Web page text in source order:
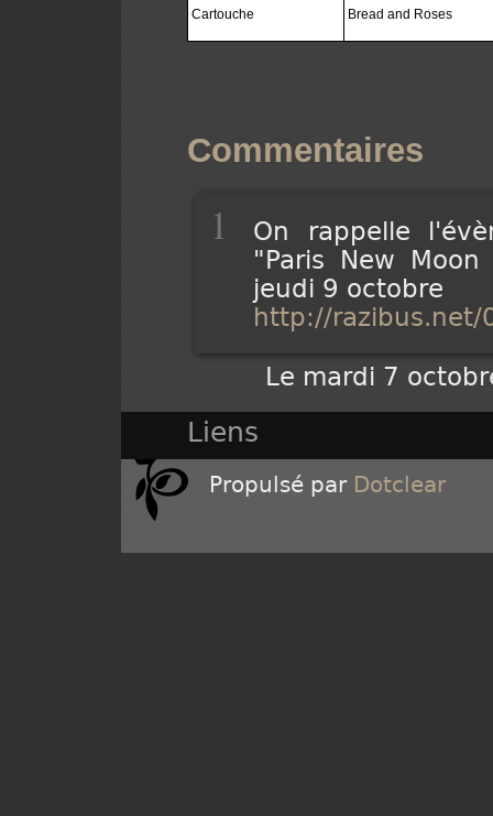
Cartouche Bread and Roses
Commentaires
1
On rappelle
"Paris New
jeudi 9 octobre
http://razibus.net/
Le mardi 7
Liens
Propulsé par Dotclear